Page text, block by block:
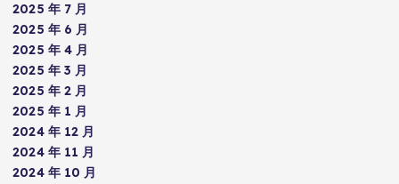
2025 年 7 月
2025 年 6 月
2025 年 4 月
2025 年 3 月
2025 年 2 月
2025 年 1 月
2024 年 12 月
2024 年 11 月
2024 年 10 月